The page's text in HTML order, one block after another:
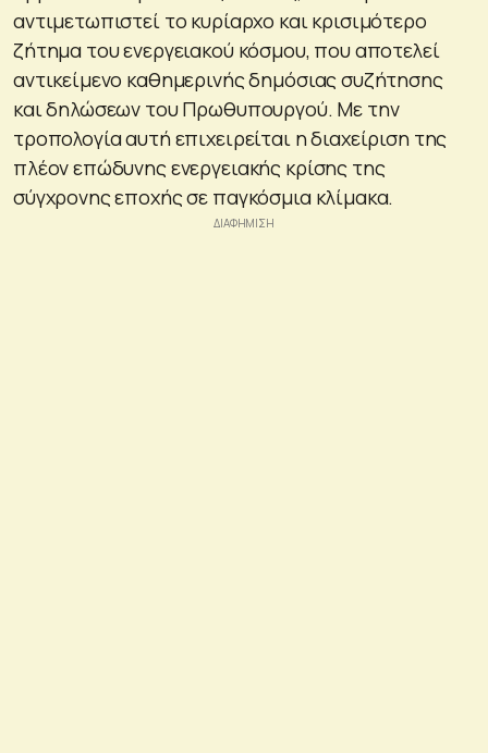
αντιμετωπιστεί το κυρίαρχο και κρισιμότερο
ζήτημα του ενεργειακού κόσμου, που αποτελεί
αντικείμενο καθημερινής δημόσιας συζήτησης
και δηλώσεων του Πρωθυπουργού. Με την
τροπολογία αυτή επιχειρείται η διαχείριση της
πλέον επώδυνης ενεργειακής κρίσης της
σύγχρονης εποχής σε παγκόσμια κλίμακα.